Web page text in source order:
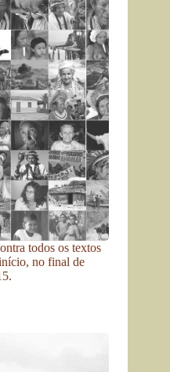
todos os textos
no final de